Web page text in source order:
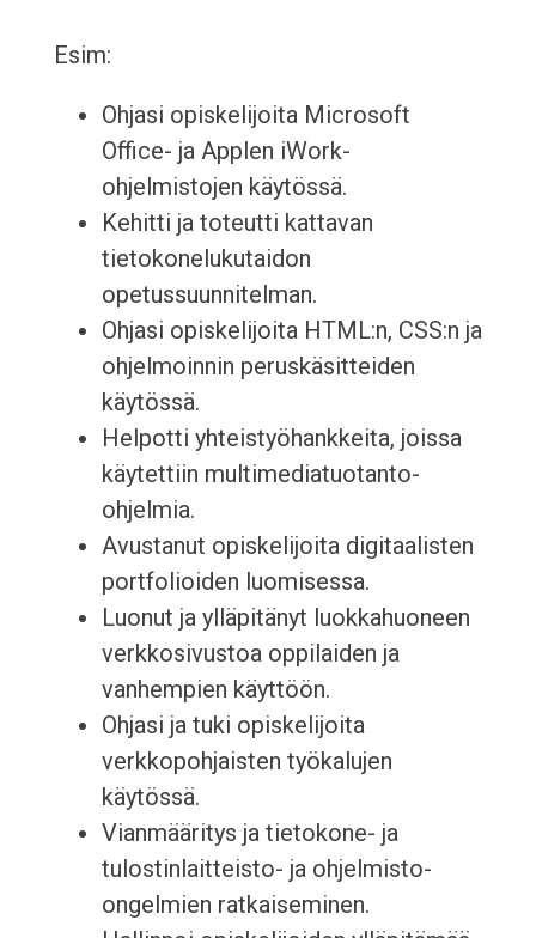
Esim:
Ohjasi opiskelijoita Microsoft
Office- ja Applen iWork-
ohjelmistojen käytössä.
Kehitti ja toteutti kattavan
tietokonelukutaidon
opetussuunnitelman.
Ohjasi opiskelijoita HTML:n, CSS:n ja
ohjelmoinnin peruskäsitteiden
käytössä.
Helpotti yhteistyöhankkeita, joissa
käytettiin multimediatuotanto-
ohjelmia.
Avustanut opiskelijoita digitaalisten
portfolioiden luomisessa.
Luonut ja ylläpitänyt luokkahuoneen
verkkosivustoa oppilaiden ja
vanhempien käyttöön.
Ohjasi ja tuki opiskelijoita
verkkopohjaisten työkalujen
käytössä.
Vianmääritys ja tietokone- ja
tulostinlaitteisto- ja ohjelmisto-
ongelmien ratkaiseminen.